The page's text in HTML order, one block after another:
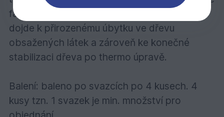
fasádních profilů.. Během těchto 3 měsíců
dojde k přirozenému úbytku ve dřevu
obsažených látek a zároveň ke konečné
stabilizaci dřeva po thermo úpravě.
Balení: baleno po svazcích po 4 kusech. 4
kusy tzn. 1 svazek je min. množství pro